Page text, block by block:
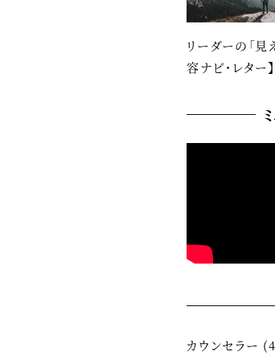
リーダーの「
容ナビ・レター】
カウンセラー